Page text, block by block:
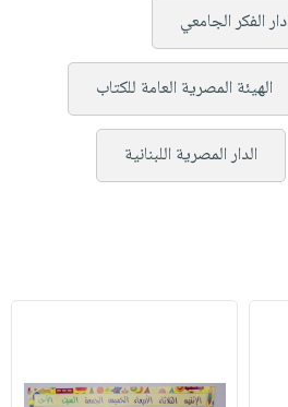
دار الفكر الجامعي
الهيئة المصرية العامة للكتاب
الدار المصرية اللبنانية